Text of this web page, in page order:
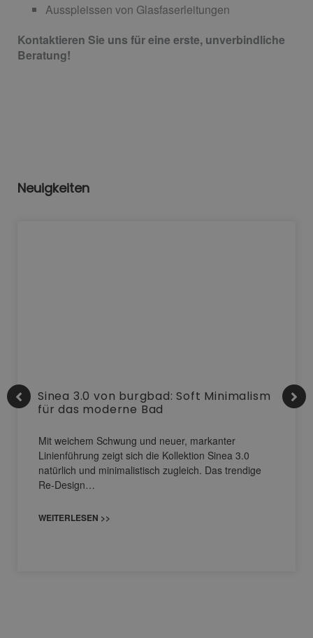
Ausspleissen von Glasfaserleitungen
Kontaktieren Sie uns für eine erste, unverbindliche
Beratung!
Neuigkeiten
Sinea 3.0 von burgbad: Soft Minimalism
für das moderne Bad
Mit weichem Schwung und neuer, markanter
Linienführung zeigt sich die Kollektion Sinea 3.0
natürlich und minimalistisch zugleich. Das trendige
Re-Design…
WEITERLESEN >>